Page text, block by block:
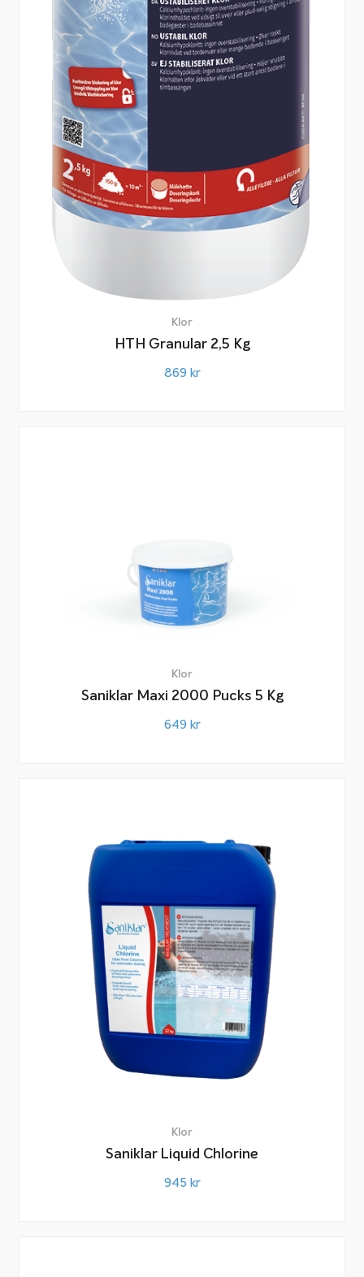
Klor
HTH Granular 2,5 Kg
869 kr
Klor
Saniklar Maxi 2000 Pucks 5 Kg
649 kr
Klor
Saniklar Liquid Chlorine
945 kr